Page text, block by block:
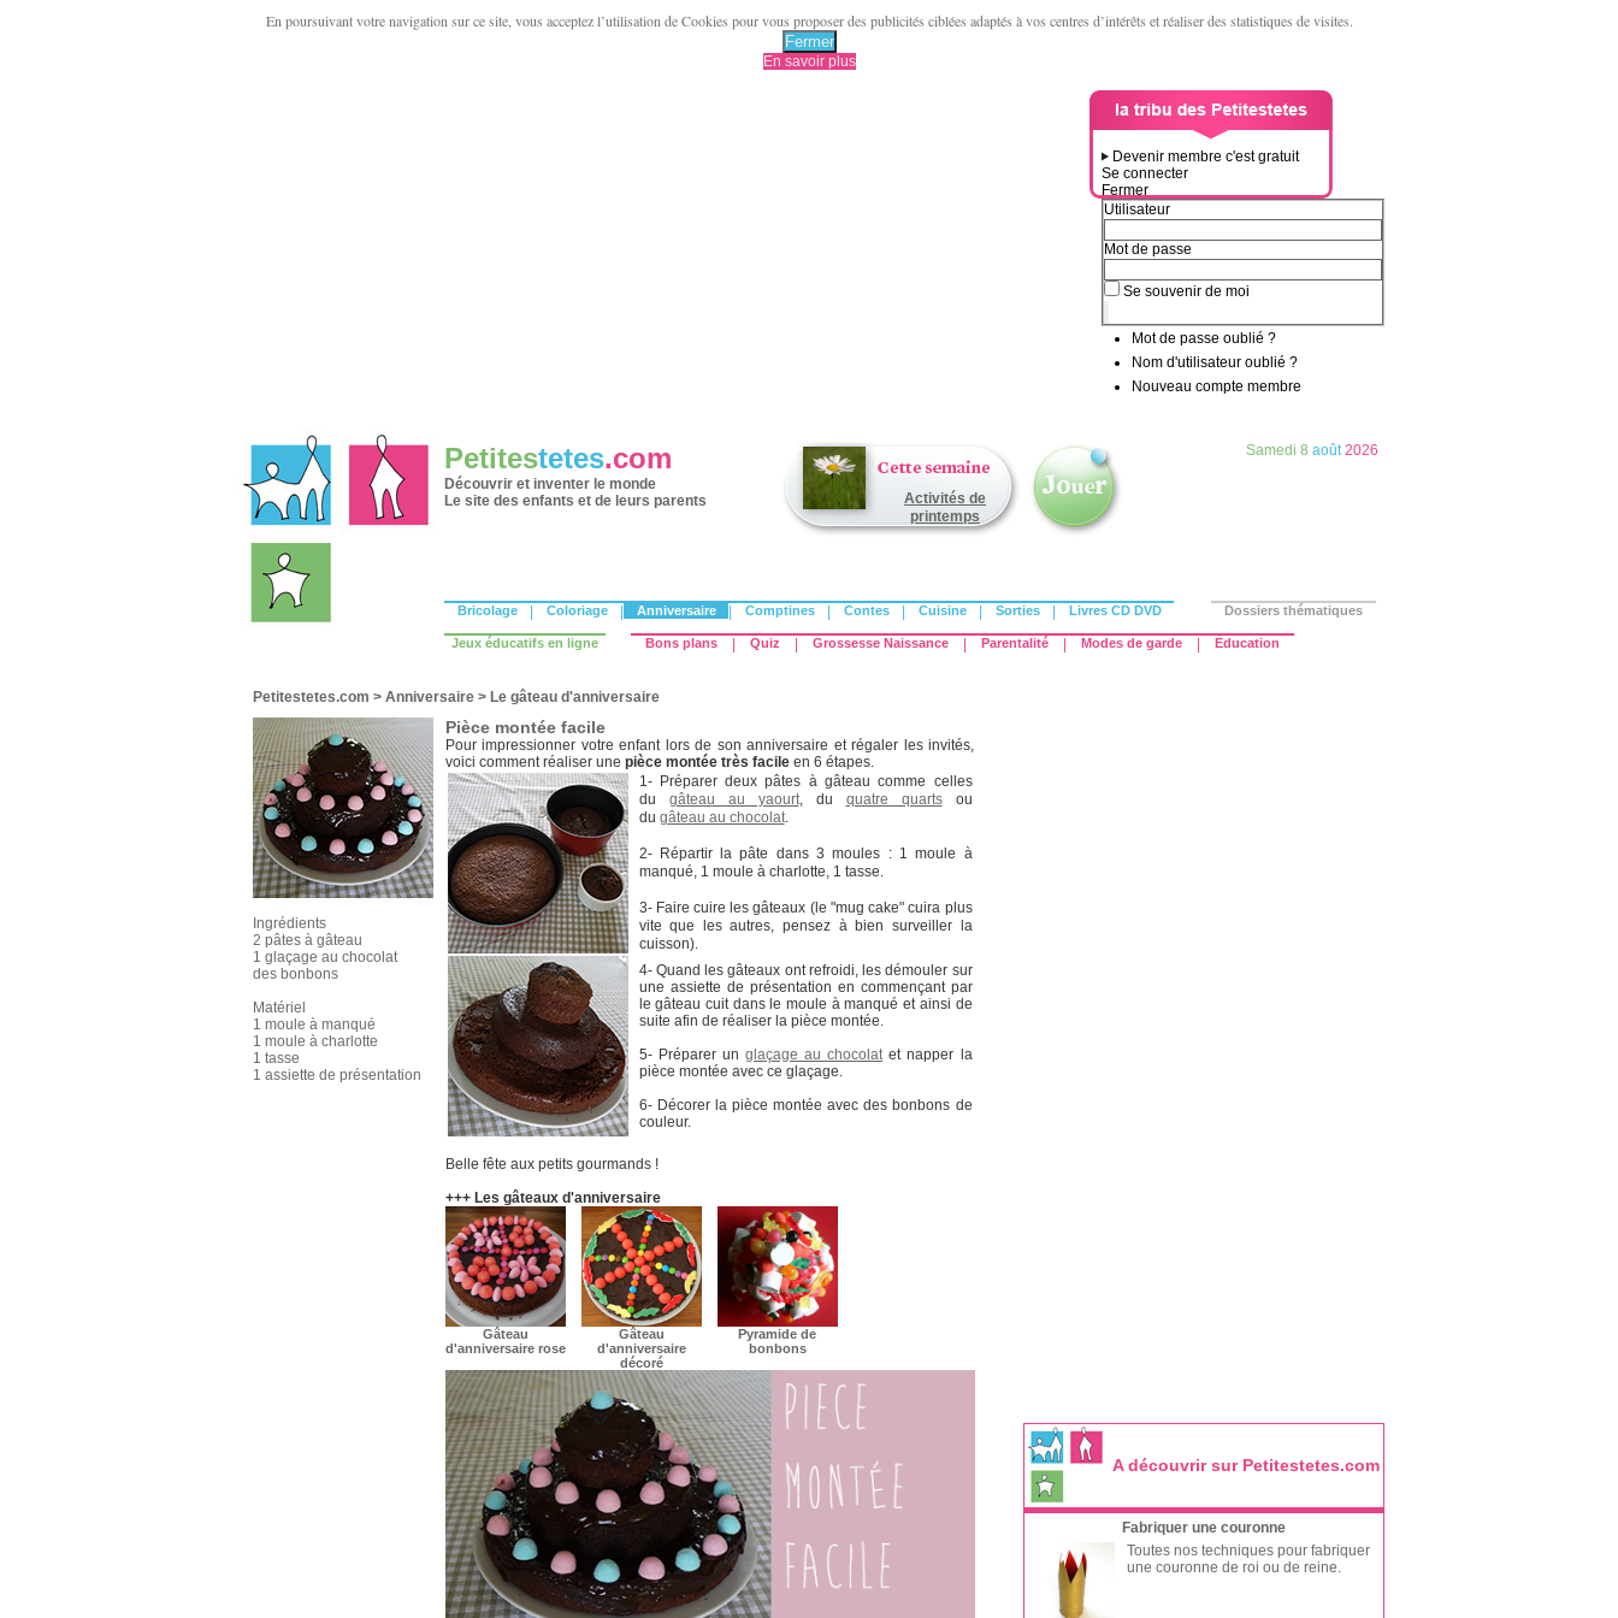
En poursuivant votre navigation sur ce site, vous acceptez l’utilisation de Cookies pour vous proposer des publicités ciblées adaptés à vos centres d’intérêts et réaliser des statistiques de visites.
Fermer
En savoir plus
Devenir membre c'est gratuit
Se connecter
Fermer
Utilisateur
Mot de passe
Se souvenir de moi
Mot de passe oublié ?
Nom d'utilisateur oublié ?
Nouveau compte membre
Petitestetes.com
Découvrir et inventer le monde
Le site des enfants et de leurs parents
Activités de
printemps
Samedi 8 août2026
Bricolage Coloriage Anniversaire Comptines Contes Cuisine Sorties Livres CD DVD Dossiers thématiques
Jeux éducatifs en ligne Bons plans Quiz Grossesse Naissance Parentalité Modes de garde Education
Petitestetes.com > Anniversaire > Le gâteau d'anniversaire
Ingrédients
2 pâtes à gâteau
1 glaçage au chocolat
des bonbons
Matériel
1 moule à manqué
1 moule à charlotte
1 tasse
1 assiette de présentation
Pièce montée facile
Pour impressionner votre enfant lors de son anniversaire et régaler les invités,
voici comment réaliser une pièce montée très facileen 6 étapes.
1- Préparer deux pâtes à gâteau comme celles
du gâteau au yaourt, du quatre quartsou
du gâteau au chocolat.
2- Répartir la pâte dans 3 moules : 1 moule à
manqué, 1 moule à charlotte, 1 tasse.
3- Faire cuire les gâteaux (le "mug cake" cuira plus
vite que les autres, pensez à bien surveiller la
cuisson).
4- Quand les gâteaux ont refroidi, les démouler sur
une assiette de présentation en commençant par
le gâteau cuit dans le moule à manqué et ainsi de
suite afin de réaliser la pièce montée.
5- Préparer un glaçage au chocolat et napper la
pièce montée avec ce glaçage.
6- Décorer la pièce montée avec des bonbons de
couleur.
Belle fête aux petits gourmands !
+++ Les gâteaux d'anniversaire
Gâteau
d'anniversaire rose
Gâteau
d'anniversaire
décoré
Pyramide de
bonbons
A découvrir sur Petitestetes.com
Fabriquer une couronne
Toutes nos techniques pour fabriquer
une couronne de roi ou de reine.